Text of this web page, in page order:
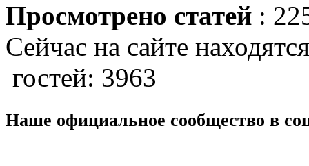
Просмотрено статей :
Сейчас на сайте
гостей: 3963
Наше официальное сообщество в